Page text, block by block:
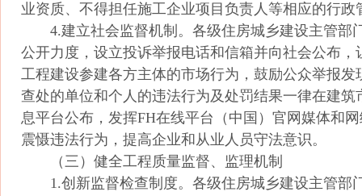
业资质、不得担任施工企业项目负责人等相应的行政
4.建立社会监督机制。各级住房城乡建设主管部
公开力度，设立投诉举报电话和信箱并向社会公布，
工程建设参建各方主体的市场行为，鼓励公众举报发
查处的单位和个人的违法行为及处罚结果一律在建筑
息平台公布，发挥FH在线平台（中国）官网媒体和
震慑违法行为，提高企业和从业人员守法意识。
（三）健全工程质量监督、监理机制
1.创新监督检查制度。各级住房城乡建设主管部